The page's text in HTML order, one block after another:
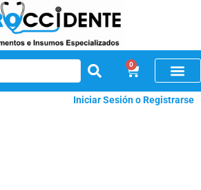
0
Iniciar Sesión o Registrarse